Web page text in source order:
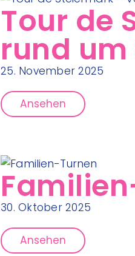
Tour de
rund
25. November 2025
Ansehen
30. Oktober 2025
Ansehen